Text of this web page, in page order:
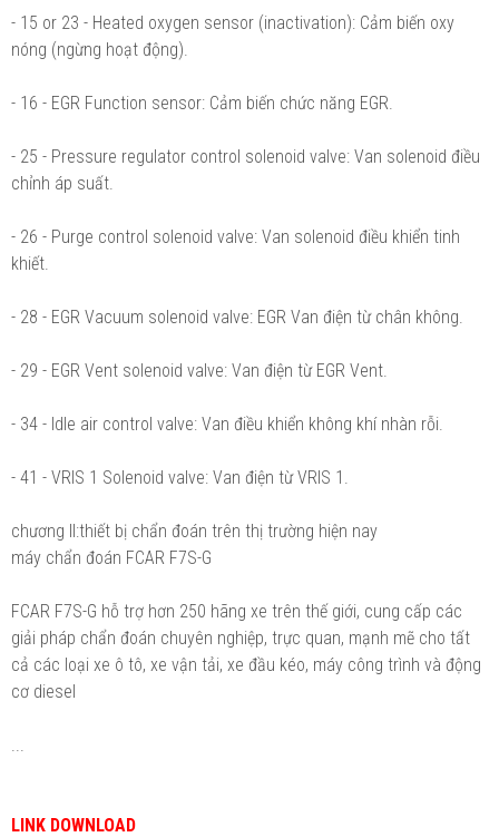
- 15 or 23 - Heated oxygen sensor (inactivation): Cảm biến oxy
nóng (ngừng hoạt động).
- 16 - EGR Function sensor: Cảm biến chức năng EGR.
- 25 - Pressure regulator control solenoid valve: Van solenoid điều
chỉnh áp suất.
- 26 - Purge control solenoid valve: Van solenoid điều khiển tinh
khiết.
- 28 - EGR Vacuum solenoid valve: EGR Van điện từ chân không.
- 29 - EGR Vent solenoid valve: Van điện từ EGR Vent.
- 34 - Idle air control valve: Van điều khiển không khí nhàn rỗi.
- 41 - VRIS 1 Solenoid valve: Van điện từ VRIS 1.
chương II:thiết bị chẩn đoán trên thị trường hiện nay
máy chẩn đoán FCAR F7S-G
FCAR F7S-G hỗ trợ hơn 250 hãng xe trên thế giới, cung cấp các
giải pháp chẩn đoán chuyên nghiệp, trực quan, mạnh mẽ cho tất
cả các loại xe ô tô, xe vận tải, xe đầu kéo, máy công trình và động
cơ diesel
LINK DOWNLOAD